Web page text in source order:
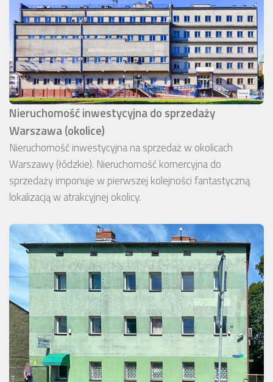
Nieruchomość inwestycyjna do sprzedaży
Warszawa (okolice)
Nieruchomość inwestycyjna na sprzedaż w okolicach
Warszawy (łódzkie). Nieruchomość komercyjna do
sprzedaży imponuje w pierwszej kolejności fantastyczną
lokalizacją w atrakcyjnej okolicy.